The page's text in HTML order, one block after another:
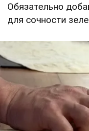
Обязательно
для сочности